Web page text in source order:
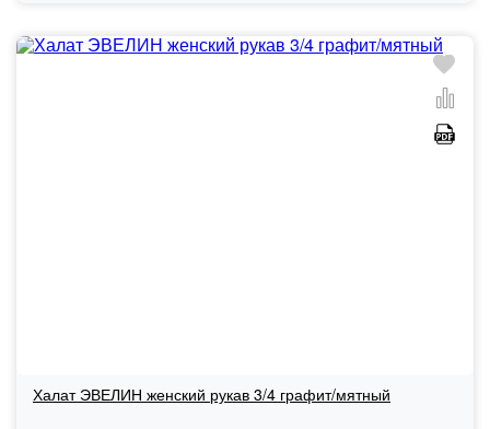
Халат ЭВЕЛИН женский рукав 3/4 графит/мятный